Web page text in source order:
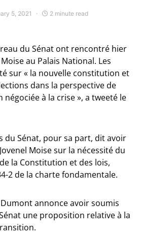
5, 2021 2 minute read
du Sénat ont rencontré hier
au Palais National. Les
sur « la nouvelle constitution et
dans la perspective de
à la crise », a tweeté le
du Sénat, pour sa part, dit avoir
Moise sur la nécessité du
la Constitution et des lois,
2 de la charte fondamentale.
annonce avoir soumis
une proposition relative à la